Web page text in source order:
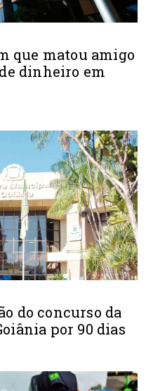
que matou amigo
dinheiro em
do concurso da
por 90 dias